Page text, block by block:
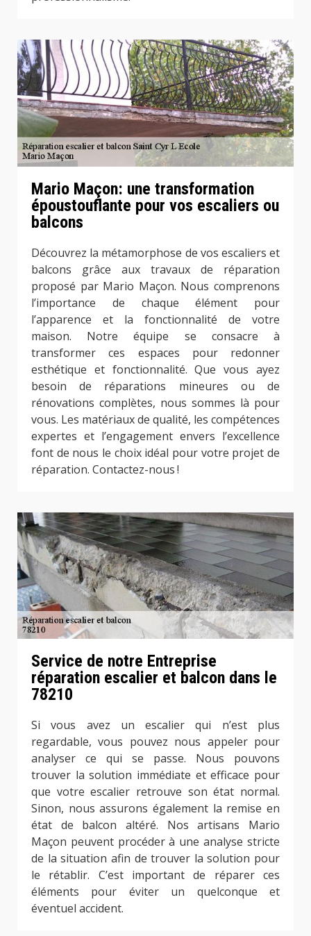
Mario Maçon: une transformation
époustouflante pour vos escaliers ou
balcons
Découvrez la métamorphose de vos escaliers et
balcons grâce aux travaux de réparation
proposé par Mario Maçon. Nous comprenons
l’importance de chaque élément pour
l’apparence et la fonctionnalité de votre
maison. Notre équipe se consacre à
transformer ces espaces pour redonner
esthétique et fonctionnalité. Que vous ayez
besoin de réparations mineures ou de
rénovations complètes, nous sommes là pour
vous. Les matériaux de qualité, les compétences
expertes et l’engagement envers l’excellence
font de nous le choix idéal pour votre projet de
réparation. Contactez-nous !
Service de notre Entreprise
réparation escalier et balcon dans le
78210
Si vous avez un escalier qui n’est plus
regardable, vous pouvez nous appeler pour
analyser ce qui se passe. Nous pouvons
trouver la solution immédiate et efficace pour
que votre escalier retrouve son état normal.
Sinon, nous assurons également la remise en
état de balcon altéré. Nos artisans Mario
Maçon peuvent procéder à une analyse stricte
de la situation afin de trouver la solution pour
le rétablir. C’est important de réparer ces
éléments pour éviter un quelconque et
éventuel accident.